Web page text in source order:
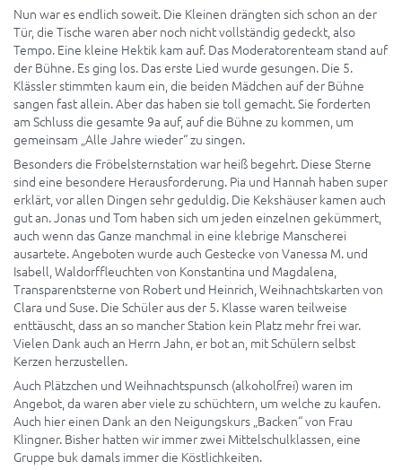
Nun war es endlich soweit. Die Kleinen drängten sich schon an der
Tür, die Tische waren aber noch nicht vollständig gedeckt, also
Tempo. Eine kleine Hektik kam auf. Das Moderatorenteam stand auf
der Bühne. Es ging los. Das erste Lied wurde gesungen. Die 5.
Klässler stimmten kaum ein, die beiden Mädchen auf der Bühne
sangen fast allein. Aber das haben sie toll gemacht. Sie forderten
am Schluss die gesamte 9a auf, auf die Bühne zu kommen, um
gemeinsam „Alle Jahre wieder“ zu singen.
Besonders die Fröbelsternstation war heiß begehrt. Diese Sterne
sind eine besondere Herausforderung. Pia und Hannah haben super
erklärt, vor allen Dingen sehr geduldig. Die Kekshäuser kamen auch
gut an. Jonas und Tom haben sich um jeden einzelnen gekümmert,
auch wenn das Ganze manchmal in eine klebrige Manscherei
ausartete. Angeboten wurde auch Gestecke von Vanessa M. und
Isabell, Waldorffleuchten von Konstantina und Magdalena,
Transparentsterne von Robert und Heinrich, Weihnachtskarten von
Clara und Suse. Die Schüler aus der 5. Klasse waren teilweise
enttäuscht, dass an so mancher Station kein Platz mehr frei war.
Vielen Dank auch an Herrn Jahn, er bot an, mit Schülern selbst
Kerzen herzustellen.
Auch Plätzchen und Weihnachtspunsch (alkoholfrei) waren im
Angebot, da waren aber viele zu schüchtern, um welche zu kaufen.
Auch hier einen Dank an den Neigungskurs „Backen“ von Frau
Klingner. Bisher hatten wir immer zwei Mittelschulklassen, eine
Gruppe buk damals immer die Köstlichkeiten.